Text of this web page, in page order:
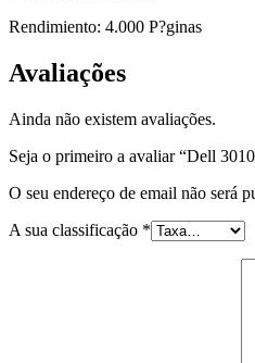
Rendimiento: 4.000 P?ginas
Avaliações
Ainda não existem avaliações.
Seja o primeiro a avaliar “Dell
O seu endereço de email não será
A sua classificação *